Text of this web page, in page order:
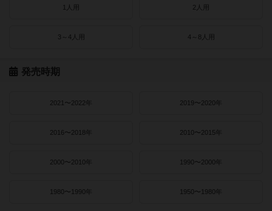
1人用 2人用
3～4人用 4～8人用
発売時期
2021〜2022年 2019〜2020年
2016〜2018年 2010〜2015年
2000〜2010年 1990〜2000年
1980〜1990年 1950〜1980年